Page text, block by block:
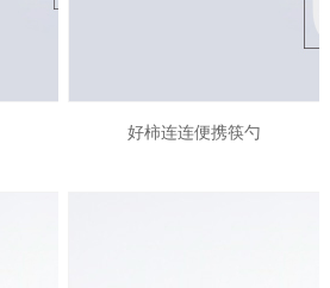
好柿连连便携筷勺